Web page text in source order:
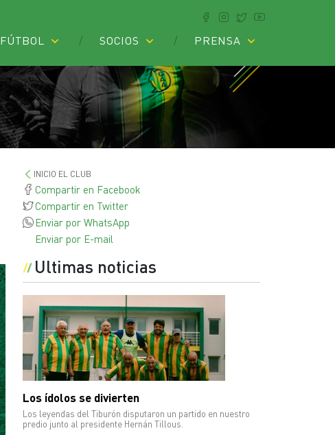
FÚTBOL SOCIOS PRENSA
INICIO EL CLUB
Compartir en Facebook
Compartir en Twitter
Enviar por WhatsApp
Enviar por E-mail
Ultimas noticias
Los ídolos se divierten
Los leyendas del Tiburón disputaron un partido en nuestro
predio junto al presidente Hernán Tillous.